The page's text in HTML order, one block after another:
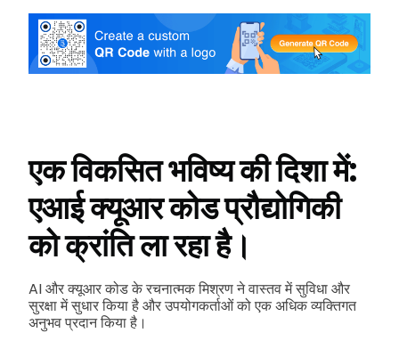
एक विकसित भविष्य की दिशा में:
एआई क्यूआर कोड प्रौद्योगिकी
को क्रांति ला रहा है।
AI और क्यूआर कोड के रचनात्मक मिश्रण ने वास्तव में सुविधा और
सुरक्षा में सुधार किया है और उपयोगकर्ताओं को एक अधिक व्यक्तिगत
अनुभव प्रदान किया है।